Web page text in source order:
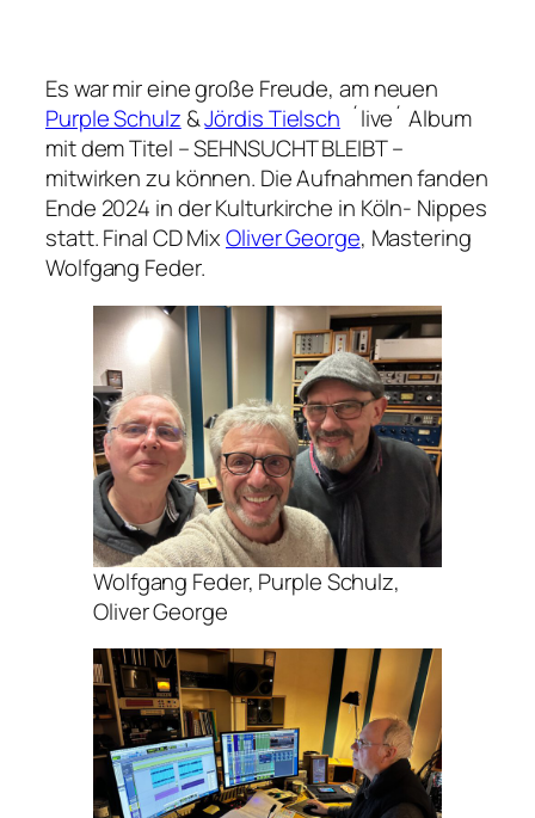
Es war mir eine große Freude, am neuen
Purple Schulz &Jördis Tielsch ´live´ Album
mit dem Titel – SEHNSUCHT BLEIBT –
mitwirken zu können. Die Aufnahmen fanden
Ende 2024 in der Kulturkirche in Köln- Nippes
statt. Final CD MixOliver George, Mastering
Wolfgang Feder.
Wolfgang Feder, Purple Schulz,
Oliver George